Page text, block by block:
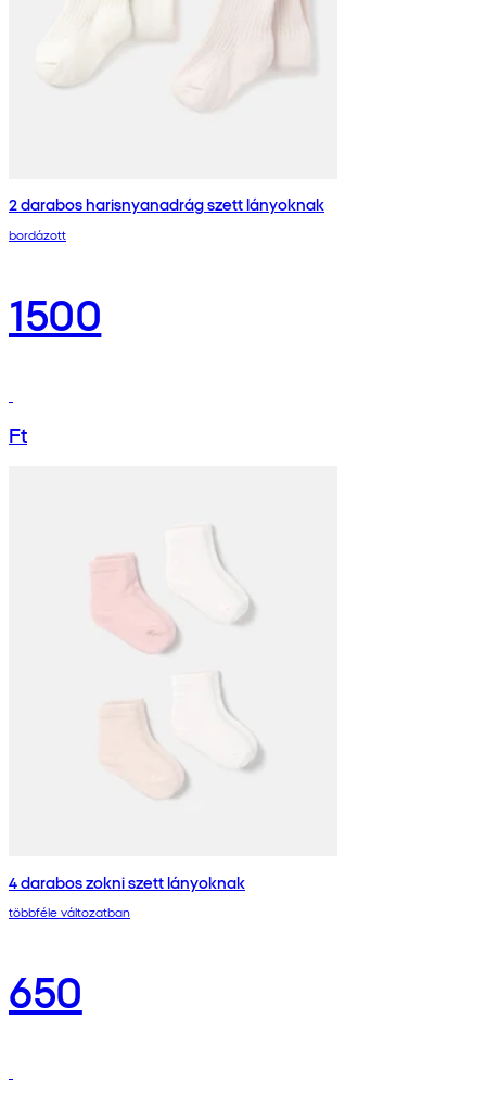
2 darabos harisnyanadrág szett lányoknak
bordázott
1500
Ft
4 darabos zokni szett lányoknak
többféle változatban
650